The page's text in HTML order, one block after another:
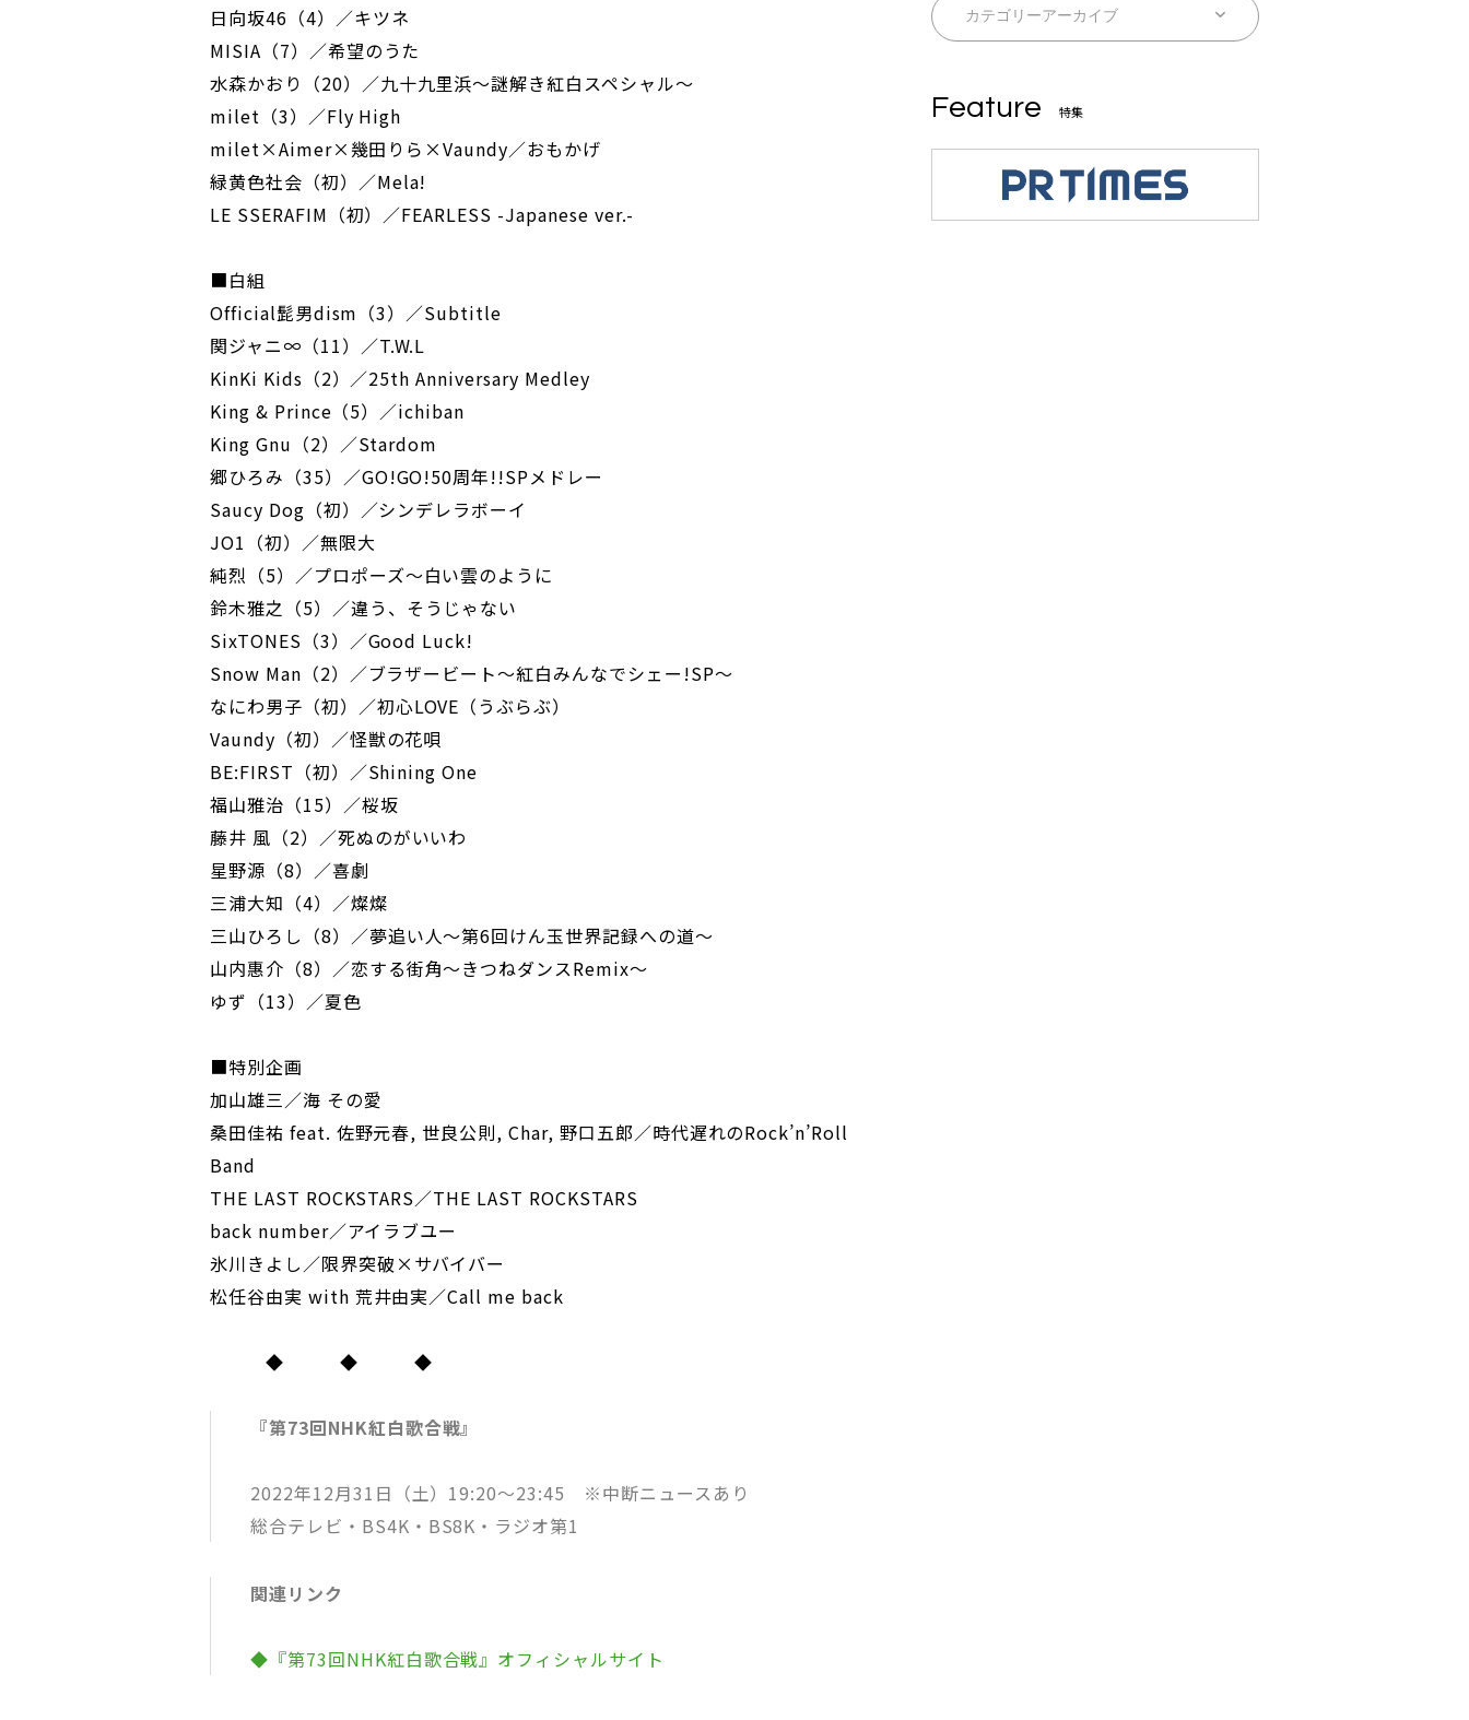
日向坂46（4）／キツネ
MISIA（7）／希望のうた
水森かおり（20）／九十九里浜～謎解き紅白スペシャル～
milet（3）／Fly High
milet×Aimer×幾田りら×Vaundy／おもかげ
緑黄色社会（初）／Mela!
LE SSERAFIM（初）／FEARLESS -Japanese ver.-
■白組
Official髭男dism（3）／Subtitle
関ジャニ∞（11）／T.W.L
KinKi Kids（2）／25th Anniversary Medley
King & Prince（5）／ichiban
King Gnu（2）／Stardom
郷ひろみ（35）／GO!GO!50周年!!SPメドレー
Saucy Dog（初）／シンデレラボーイ
JO1（初）／無限大
純烈（5）／プロポーズ～白い雲のように
鈴木雅之（5）／違う、そうじゃない
SixTONES（3）／Good Luck!
Snow Man（2）／ブラザービート～紅白みんなでシェー!SP～
なにわ男子（初）／初心LOVE（うぶらぶ）
Vaundy（初）／怪獣の花唄
BE:FIRST（初）／Shining One
福山雅治（15）／桜坂
藤井 風（2）／死ぬのがいいわ
星野源（8）／喜劇
三浦大知（4）／燦燦
三山ひろし（8）／夢追い人～第6回けん玉世界記録への道～
山内惠介（8）／恋する街角～きつねダンスRemix～
ゆず（13）／夏色
■特別企画
加山雄三／海 その愛
桑田佳祐 feat. 佐野元春, 世良公則, Char, 野口五郎／時代遅れのRock’n’Roll
Band
THE LAST ROCKSTARS／THE LAST ROCKSTARS
back number／アイラブユー
氷川きよし／限界突破×サバイバー
松任谷由実 with 荒井由実／Call me back
◆ ◆ ◆
『第73回NHK紅白歌合戦』
2022年12月31日（土）19:20～23:45 ※中断ニュースあり
総合テレビ・BS4K・BS8K・ラジオ第1
関連リンク
◆『第73回NHK紅白歌合戦』オフィシャルサイト
Feature 特集